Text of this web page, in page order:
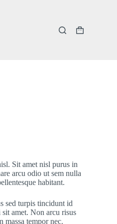
Shopping
Sit amet nisl purus in
arcu odio ut sem nulla
habitant.
sed turpis tincidunt id
amet. Non arcu risus
massa tempor nec.